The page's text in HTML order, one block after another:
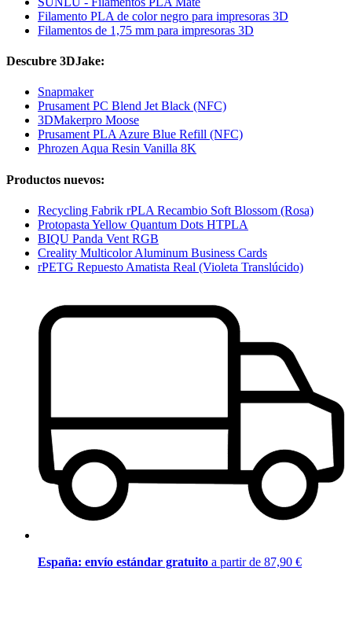
Filamento PLA de color negro para impresoras 3D
Filamentos de 1,75 mm para impresoras 3D
Descubre 3DJake:
Snapmaker
Prusament PC Blend Jet Black (NFC)
3DMakerpro Moose
Prusament PLA Azure Blue Refill (NFC)
Phrozen Aqua Resin Vanilla 8K
Productos nuevos:
Recycling Fabrik rPLA Recambio Soft Blossom (Rosa)
Protopasta Yellow Quantum Dots HTPLA
BIQU Panda Vent RGB
Creality Multicolor Aluminum Business Cards
rPETG Repuesto Amatista Real (Violeta Translúcido)
España: envío estándar gratuito a partir de 87,90 €